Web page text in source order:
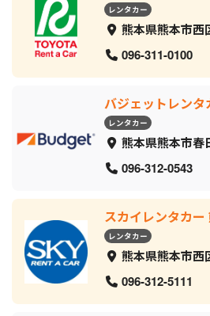
レンタカー
熊本県熊本市西
096-311-0100
バジェットレン
レンタカー
熊本県熊本市春
096-312-0543
スカイレンタカー
レンタカー
熊本県熊本市西
096-312-5111